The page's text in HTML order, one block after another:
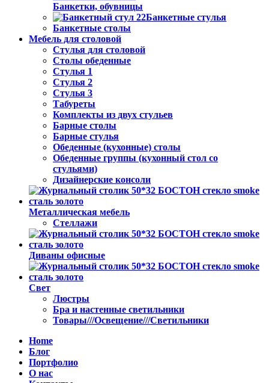
Банкетки, обувницы
Банкетные стулья
Банкетные столы
Мебель для столовой
Стулья для столовой
Столы обеденные
Стулья 1
Стулья 2
Стулья 3
Табуреты
Комплекты из двух стульев
Барные столы
Барные стулья
Обеденные (кухонные) столы
Обеденные группы (кухонный стол со
стульями)
Дизайнерские консоли
Металлическая мебель
Стеллажи
Диваны офисные
Свет
Люстры
Бра и настенные светильники
Товары///Освещение///Светильники
Home
Блог
Портфолио
О нас